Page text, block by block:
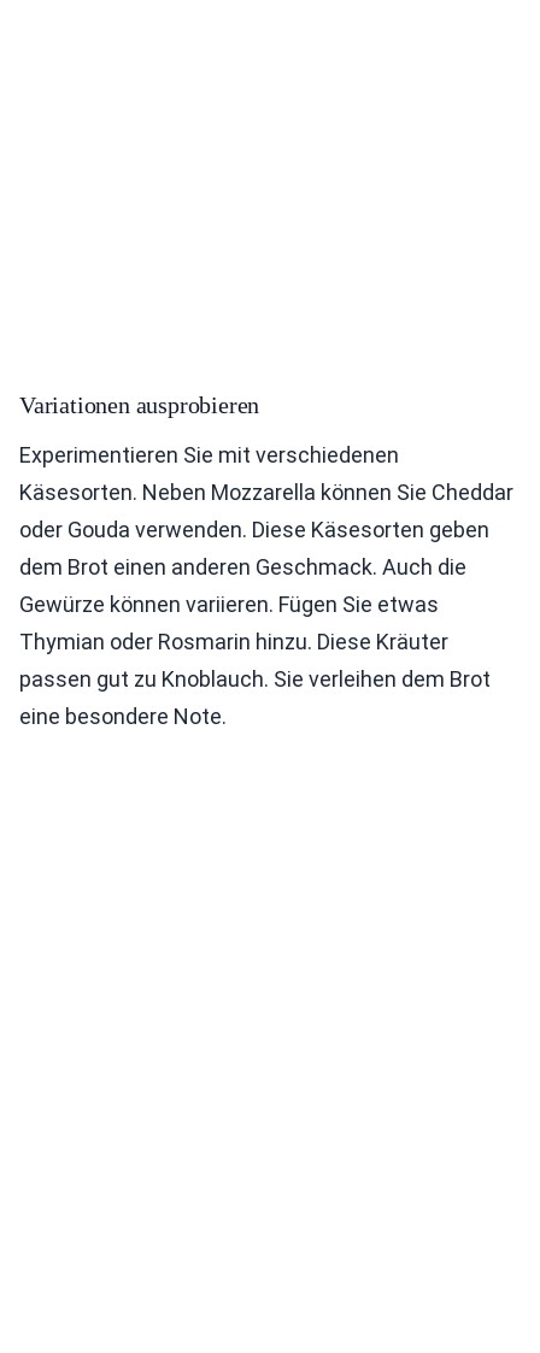
Variationen ausprobieren
Experimentieren Sie mit verschiedenen
Käsesorten. Neben Mozzarella können Sie Cheddar
oder Gouda verwenden. Diese Käsesorten geben
dem Brot einen anderen Geschmack. Auch die
Gewürze können variieren. Fügen Sie etwas
Thymian oder Rosmarin hinzu. Diese Kräuter
passen gut zu Knoblauch. Sie verleihen dem Brot
eine besondere Note.